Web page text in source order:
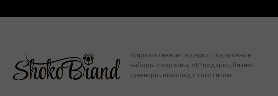
Корпоративные подарки, подарочные
наборы и корзины, VIP подарки, бизнес
сувениры, шоколад с логотипом